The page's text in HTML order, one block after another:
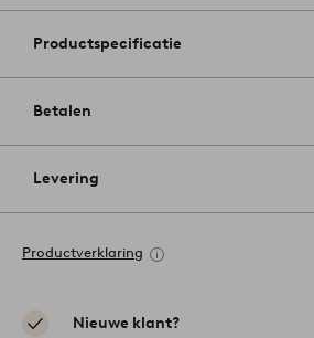
Productspecificatie
Betalen
Levering
Productverklaring
Nieuwe klant?